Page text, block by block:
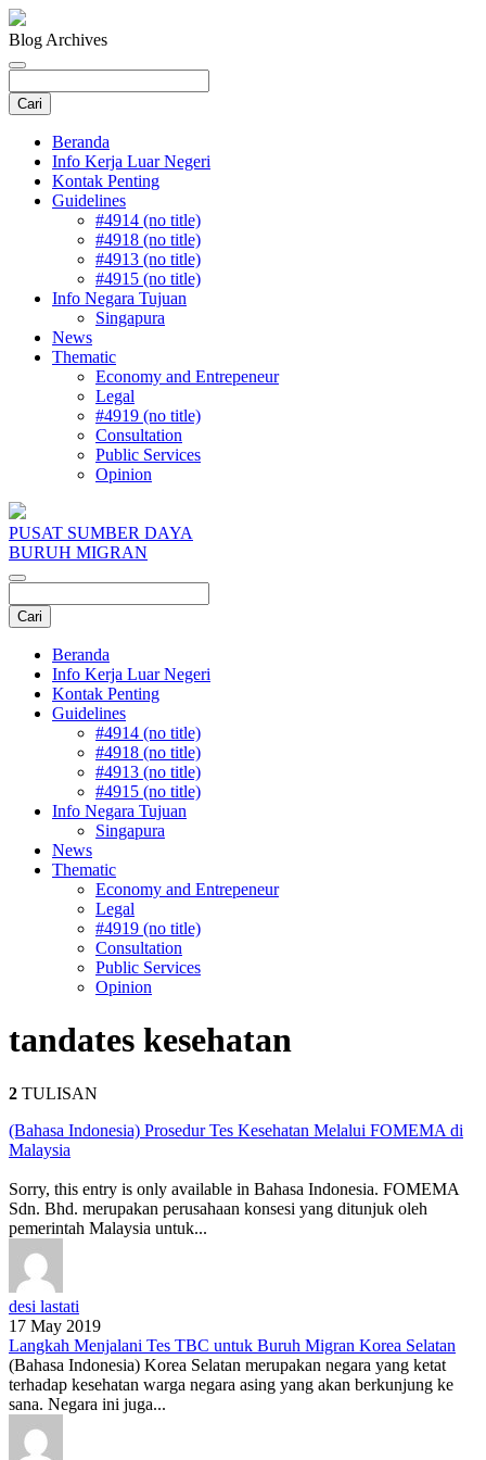
Blog Archives
Beranda
Info Kerja Luar Negeri
Kontak Penting
Guidelines
#4914 (no title)
#4918 (no title)
#4913 (no title)
#4915 (no title)
Info Negara Tujuan
Singapura
News
Thematic
Economy and Entrepeneur
Legal
#4919 (no title)
Consultation
Public Services
Opinion
PUSAT SUMBER DAYA
BURUH MIGRAN
Beranda
Info Kerja Luar Negeri
Kontak Penting
Guidelines
#4914 (no title)
#4918 (no title)
#4913 (no title)
#4915 (no title)
Info Negara Tujuan
Singapura
News
Thematic
Economy and Entrepeneur
Legal
#4919 (no title)
Consultation
Public Services
Opinion
tandates kesehatan
2 TULISAN
(Bahasa Indonesia) Prosedur Tes Kesehatan Melalui FOMEMA di
Malaysia
Sorry, this entry is only available in Bahasa Indonesia. FOMEMA
Sdn. Bhd. merupakan perusahaan konsesi yang ditunjuk oleh
pemerintah Malaysia untuk...
desi lastati
17 May 2019
Langkah Menjalani Tes TBC untuk Buruh Migran Korea Selatan
(Bahasa Indonesia) Korea Selatan merupakan negara yang ketat
terhadap kesehatan warga negara asing yang akan berkunjung ke
sana. Negara ini juga...